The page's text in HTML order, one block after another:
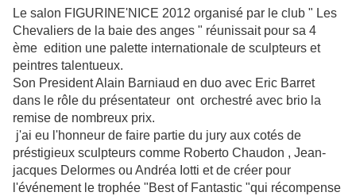
Le salon FIGURINE'NICE 2012 organisé par le club " Les
Chevaliers de la baie des anges " réunissait pour sa 4
ème edition une palette internationale de sculpteurs et
peintres talentueux.
Son President Alain Barniaud en duo avec Eric Barret
dans le rôle du présentateur ont orchestré avec brio la
remise de nombreux prix.
j'ai eu l'honneur de faire partie du jury aux cotés de
préstigieux sculpteurs comme Roberto Chaudon , Jean-
jacques Delormes ou Andréa Iotti et de créer pour
l'événement le trophée "Best of Fantastic "qui récompense